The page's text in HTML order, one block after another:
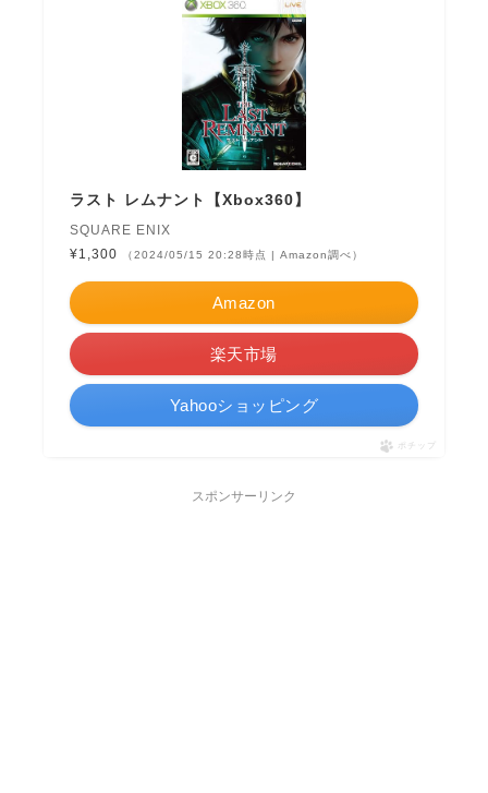
ラスト レムナント【Xbox360】
SQUARE ENIX
¥1,300
（2024/05/15 20:28時点 | Amazon調べ）
Amazon
楽天市場
Yahooショッピング
ポチップ
スポンサーリンク